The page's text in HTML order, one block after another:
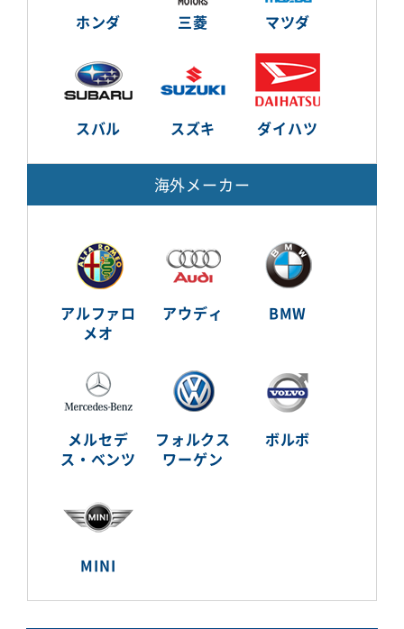
ホンダ 三菱 マツダ
スバル スズキ ダイハツ
海外メーカー
アルファロ
メオ
アウディ BMW
メルセデ
ス・ベンツ
フォルクス
ワーゲン
ボルボ
MINI